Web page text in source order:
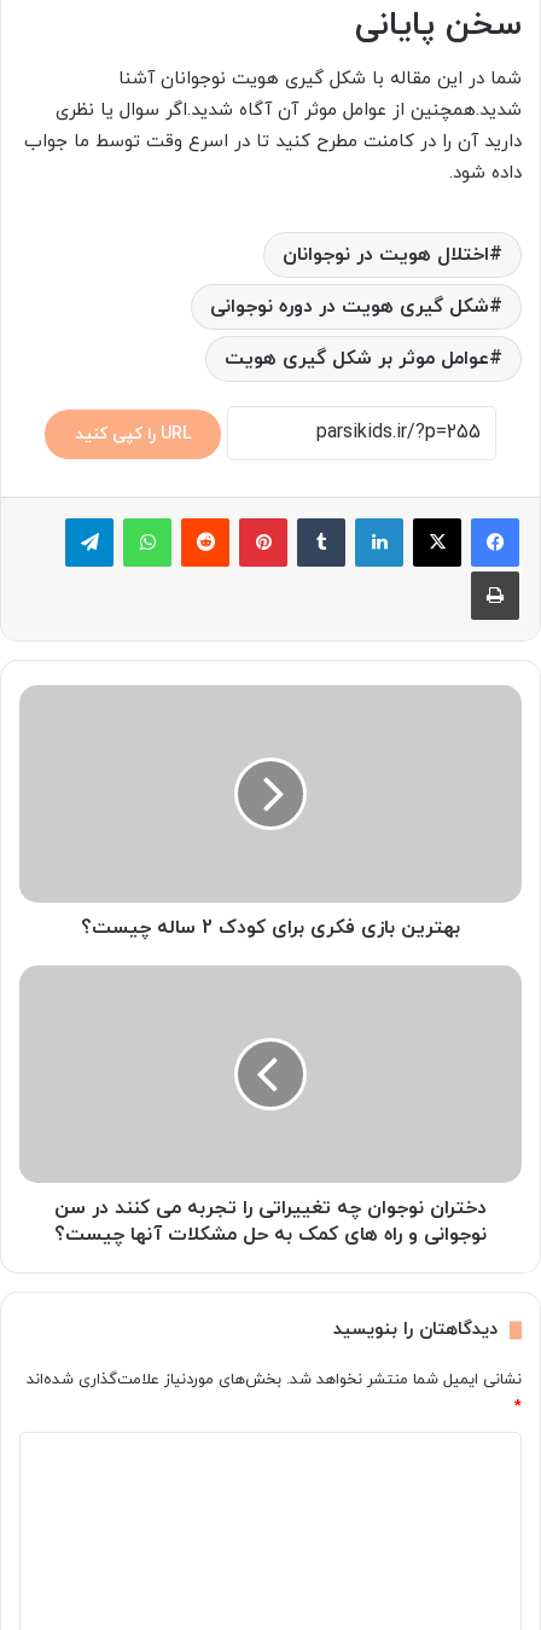
سخن پایانی
شما در این مقاله با شکل گیری هویت نوجوانان آشنا
شدید.همچنین از عوامل موثر آن آگاه شدید.اگر سوال یا نظری
دارید آن را در کامنت مطرح کنید تا در اسرع وقت توسط ما جواب
داده شود.
اختلال هویت در نوجوانان
شکل گیری هویت در دوره نوجوانی
عوامل موثر بر شکل گیری هویت
URL را کپی کنید
لینکدین ‫تامبلر پینترست‫رددیت واتس آپ تلگرام
چاپ
بهترین
بهترین بازی فکری برای کودک 2 ساله چیست؟
دختران
در
نوجوانی
راه
کمک
حل
مشکلات
آنها
دختران نوجوان چه تغییراتی را تجربه می کنند در سن
نوجوانی و راه های کمک به حل مشکلات آنها چیست؟
دیدگاهتان را بنویسید
نشانی ایمیل شما منتشر نخواهد شد. بخش‌های موردنیاز علامت‌گذاری شده‌اند
*